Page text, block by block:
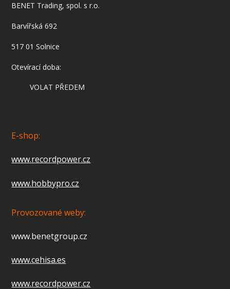
BENET Trading, spol. s r.o.
Barvířská 692
517 01 Solnice
Otevírací doba:
VOLAT PŘEDEM
E-shop:
www.recordpower.cz
www.hobbypro.cz
Provozované weby:
www.benetgroup.cz
www.cehisa.es
www.recordpower.cz